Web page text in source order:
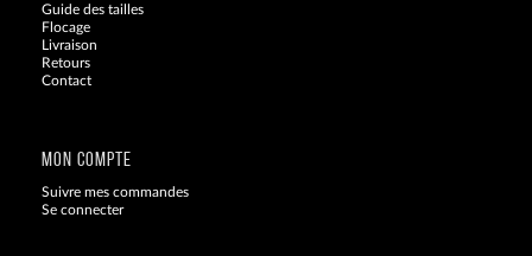
Guide des tailles
Flocage
Livraison
Retours
Contact
MON COMPTE
Suivre mes commandes
Se connecter